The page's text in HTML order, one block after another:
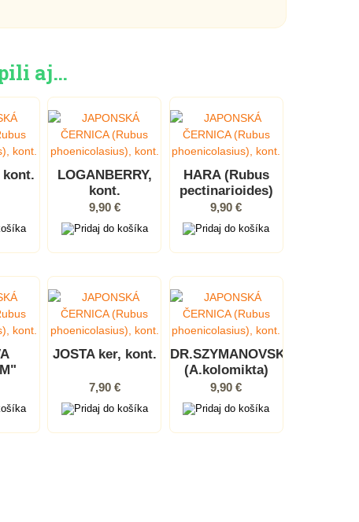
aj…
kont.
LOGANBERRY,
kont.
9,90 €
HARA (Rubus
pectinarioides)
9,90 €
JOSTA ker, kont.
7,90 €
DR.SZYMANOVSKI
(A.kolomikta)
9,90 €